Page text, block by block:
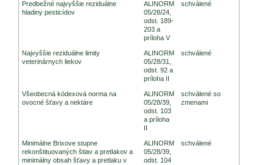
Predbežné najvyššie reziduálne
hladiny pesticídov
ALINORM
05/28/24,
odst. 189-
203 a
príloha V
schválené
Najvyššie reziduálne limity
veterinárnych liekov
ALINORM
05/28/31,
odst. 92 a
príloha II
schválené
Všeobecná kódexová norma na
ovocné šťavy a nektáre
ALINORM
05/28/39,
odst. 103
a príloha
II
schválené so
zmenami
Minimálne Brixove stupne
rekonštituovaných štiav a pretlakov a
minimálny obsah šťavy a pretlaku v
ALINORM
05/28/39,
odst. 104
schválené